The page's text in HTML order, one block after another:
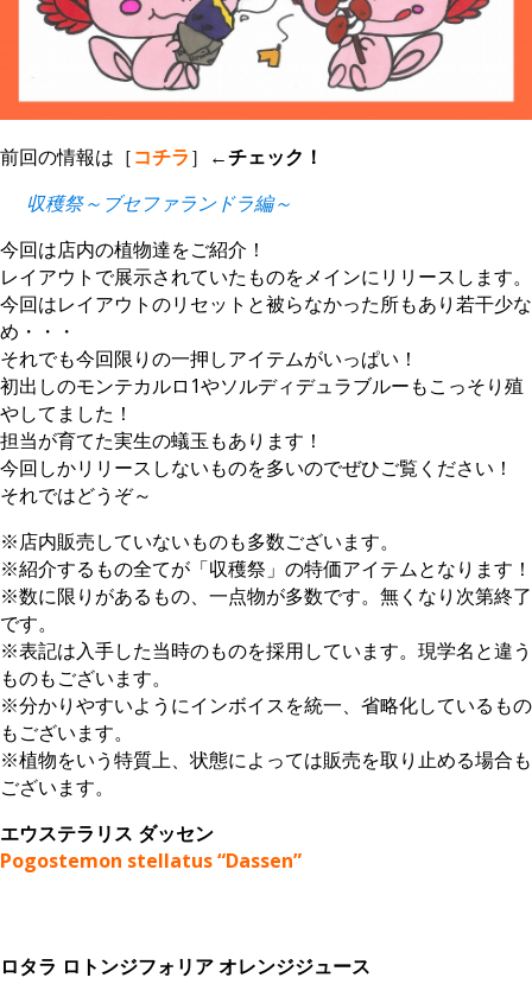
前回の情報は［コチラ］←チェック！
収穫祭～ブセファランドラ編～
今回は店内の植物達をご紹介！
レイアウトで展示されていたものをメインにリリースします。
今回はレイアウトのリセットと被らなかった所もあり若干少な
め・・・
それでも今回限りの一押しアイテムがいっぱい！
初出しのモンテカルロ1やソルディデュラブルーもこっそり殖
やしてました！
担当が育てた実生の蟻玉もあります！
今回しかリリースしないものを多いのでぜひご覧ください！
それではどうぞ～
※店内販売していないものも多数ございます。
※紹介するもの全てが「収穫祭」の特価アイテムとなります！
※数に限りがあるもの、一点物が多数です。無くなり次第終了
です。
※表記は入手した当時のものを採用しています。現学名と違う
ものもございます。
※分かりやすいようにインボイスを統一、省略化しているもの
もございます。
※植物をいう特質上、状態によっては販売を取り止める場合も
ございます。
エウステラリス ダッセン
Pogostemon stellatus “Dassen”
ロタラ ロトンジフォリア オレンジジュース